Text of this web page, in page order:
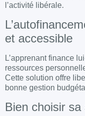
l’activité libérale.
et accessible
L’apprenant finance
ressources
Cette solution offre
bonne gestion
Bien choisir